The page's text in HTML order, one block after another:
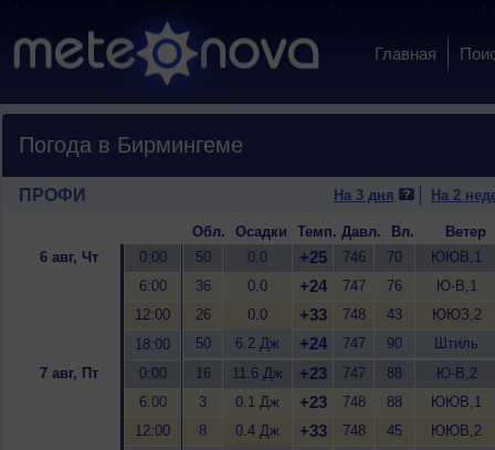
Главная
Погода в Бирмингеме
ПРОФИ На 3 дня На 2
Обл. Осадки Темп. Давл. Вл.
Ветер
6 авг, Чт
0:00 50 0.0 +25 746 70
ЮЮВ,1
6:00
36 0.0 +24 747 76
Ю-В,1
12:00
26 0.0 +33 748 43
ЮЮЗ,2
18:00
50 6.2 Дж +24 747 90
Штиль
7 авг, Пт
0:00 16 11.6 Дж +23 747 88
Ю-В,2
6:00
3 0.1 Дж +23 748 88
ЮЮВ,1
12:00
8 0.4 Дж +33 748 45
ЮЮВ,2